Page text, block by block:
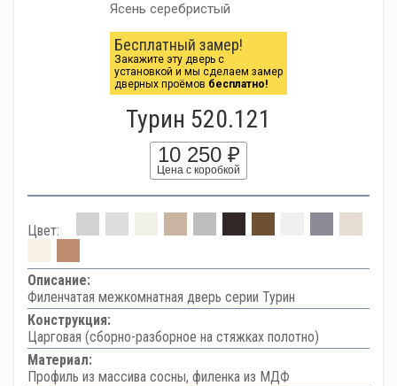
Ясень серебристый
Бесплатный замер!
Закажите эту дверь с
установкой и мы сделаем замер
дверных проёмов бесплатно!
Турин 520.121
10 250 ₽
Цена с коробкой
Цвет:
Описание:
Филенчатая межкомнатная дверь серии Турин
Конструкция:
Царговая (сборно-разборное на стяжках полотно)
Материал:
Профиль из массива сосны, филенка из МДФ